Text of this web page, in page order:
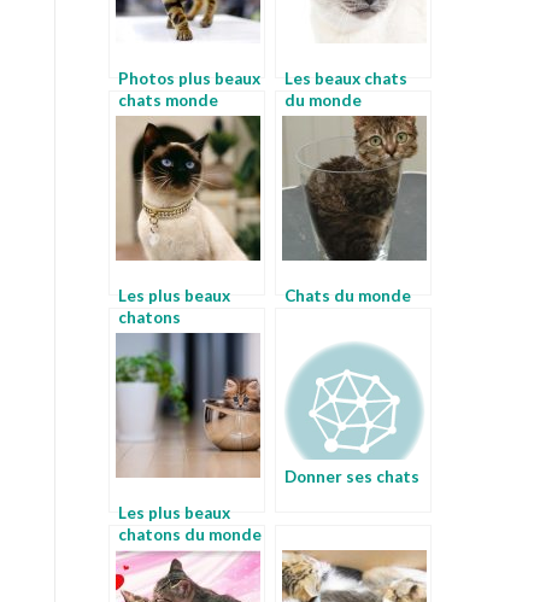
Photos plus beaux
chats monde
Les beaux chats
du monde
Les plus beaux
chatons
Chats du monde
Les plus beaux
chatons du monde
Donner ses chats